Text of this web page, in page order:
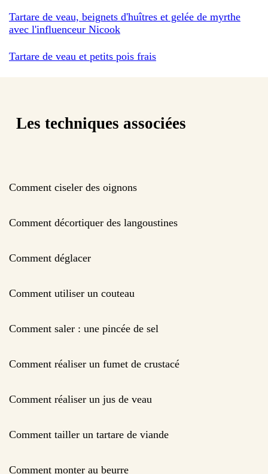
Tartare de veau, beignets d'huîtres et gelée de myrthe
avec l'influenceur Nicook
Tartare de veau et petits pois frais
Les techniques associées
Comment ciseler des oignons
Comment décortiquer des langoustines
Comment déglacer
Comment utiliser un couteau
Comment saler : une pincée de sel
Comment réaliser un fumet de crustacé
Comment réaliser un jus de veau
Comment tailler un tartare de viande
Comment monter au beurre